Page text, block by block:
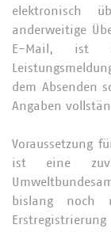
elektronisch
anderweitige
E-Mail, ist
dem Absenden
Angaben
Voraussetzung
ist eine
bislang noch